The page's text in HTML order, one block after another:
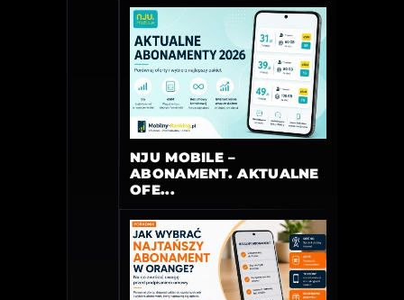
NJU MOBILE –
ABONAMENT. AKTUALNE
OFE...